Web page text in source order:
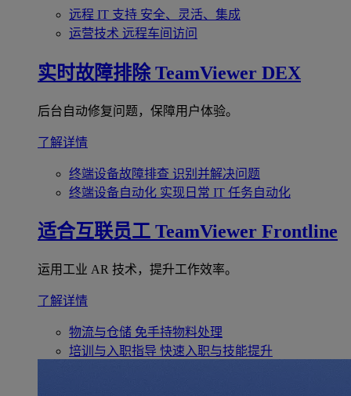
远程 IT 支持 安全、灵活、集成
运营技术 远程车间访问
实时故障排除 TeamViewer DEX
后台自动修复问题，保障用户体验。
了解详情
终端设备故障排查 识别并解决问题
终端设备自动化 实现日常 IT 任务自动化
适合互联员工 TeamViewer Frontline
运用工业 AR 技术，提升工作效率。
了解详情
物流与仓储 免手持物料处理
培训与入职指导 快速入职与技能提升